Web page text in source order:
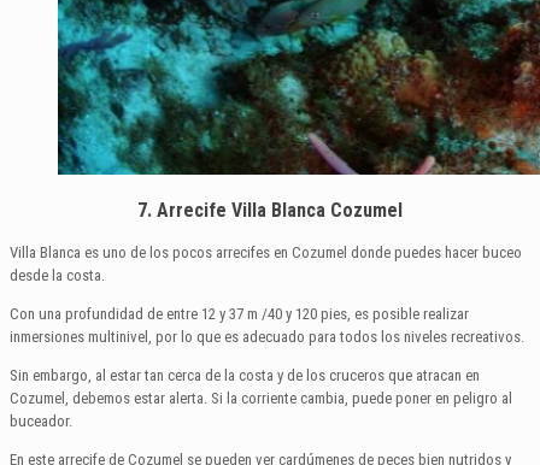
7. Arrecife Villa Blanca Cozumel
Villa Blanca es uno de los pocos arrecifes en Cozumel donde puedes hacer buceo
desde la costa.
Con una profundidad de entre 12 y 37 m /40 y 120 pies, es posible realizar
inmersiones multinivel, por lo que es adecuado para todos los niveles recreativos.
Sin embargo, al estar tan cerca de la costa y de los cruceros que atracan en
Cozumel, debemos estar alerta. Si la corriente cambia, puede poner en peligro al
buceador.
En este arrecife de Cozumel se pueden ver cardúmenes de peces bien nutridos y